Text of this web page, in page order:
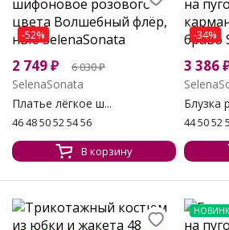
-52%
2 749₽ 6 030₽
SelenaSonata
Платье лёгкое ш...
46 48 50 52 54 56
В корзину
-34%
3 386
Блузка
44 50 52